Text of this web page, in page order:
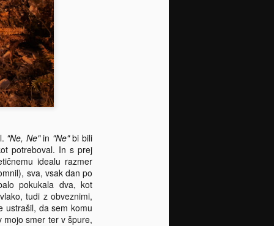
"Ne, Ne"in "Ne"bi bili
potreboval. In s prej
idealu razmer
sva, vsak dan po
pokukala dva, kot
tudi z obveznimi,
ustrašil, da sem komu
mojo smer ter v špure,
tiste Occamove, bodi to rez britve
Damjánove, ki v času, ko se eni
trkajo po prsih, drugi posipavajo s
pepelom, tretji vijejo roke, odločno
zareže v pogačo resnice z opazko
sledečo: